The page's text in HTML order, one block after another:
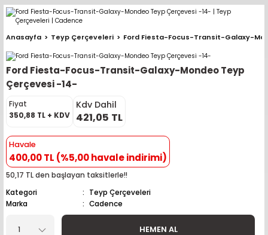
Geri Dön
Geri Dön
Teypler
Geri Dön
Geri Dön
Hoparlör Takımları
Takımları
Hoparlör Takımları
Takımları
Takımları
Geri Dön
Geri Dön
Geri Dön
Geri Dön
İçinden Ekran Çıkan )
Geri Dön
Anasayfa Teyp Çerçeveleri Ford Fiesta-Focus-Transit-Galaxy-
Ford Fiesta-Focus-Transit-Galaxy-Mondeo Teyp
Çerçevesi -14-
Fiyat
350,88 TL + KDV
Kdv Dahil
421,05 TL
Havale
400,00 TL (%5,00 havale indirimi)
50,17 TL den başlayan taksitlerle!!
Kategori
Teyp Çerçeveleri
Marka
Cadence
HEMEN AL